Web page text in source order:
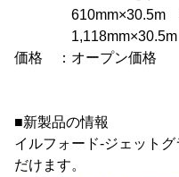
610mm×30.5m 1
1,118mm×30.5m
価格 ：オープン価格
■新製品の情報
イルフォード-ジェット
だけます。